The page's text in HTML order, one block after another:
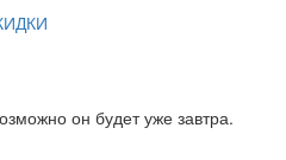
он будет уже завтра.